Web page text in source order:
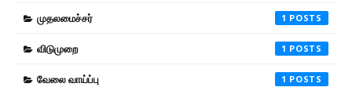
முதலமைச்சர் 1
விடுமுறை 1
வேலை வாய்ப்பு 1